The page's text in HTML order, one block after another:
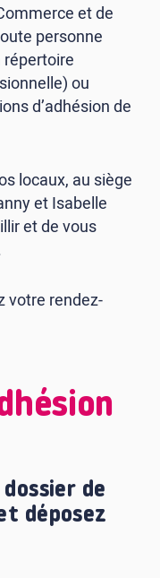
et de
personne
ou
d’adhésion de
locaux, au siège
et Isabelle
et de vous
votre rendez-
de
déposez